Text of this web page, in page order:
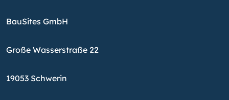
BauSites GmbH
Große Wasserstraße 22
19053 Schwerin